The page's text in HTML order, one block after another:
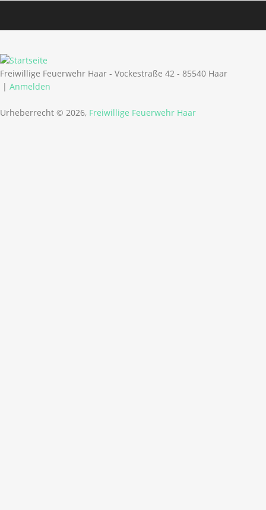
Freiwillige Feuerwehr Haar - Vockestraße 42 - 85540 Haar
| Anmelden
Urheberrecht © 2026, Freiwillige Feuerwehr Haar